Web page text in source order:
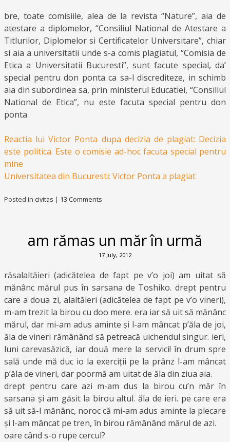
bre, toate comisiile, alea de la revista “Nature”, aia de
atestare a diplomelor, “Consiliul National de Atestare a
Titlurilor, Diplomelor si Certificatelor Universitare”, chiar
si aia a universitatii unde s-a comis plagiatul, “Comisia de
Etica a Universitatii Bucuresti”, sunt facute special, da’
special pentru don ponta ca sa-l discrediteze, in schimb
aia din subordinea sa, prin ministerul Educatiei, “Consiliul
National de Etica”, nu este facuta special pentru don
ponta
Reactia lui Victor Ponta dupa decizia de plagiat: Decizia
este politica. Este o comisie ad-hoc facuta special pentru
mine
Universitatea din Bucuresti: Victor Ponta a plagiat
Posted in civitas | 13 Comments
am rămas un măr în urmă
17 July, 2012
răsalaltăieri (adicătelea de fapt pe v’o joi) am uitat să
mănânc mărul pus în sarsana de Toshiko. drept pentru
care a doua zi, alaltăieri (adicătelea de fapt pe v’o vineri),
m-am trezit la birou cu doo mere. era iar să uit să mănânc
mărul, dar mi-am adus aminte și l-am mâncat p’ăla de joi,
ăla de vineri rămânând să petreacă uichendul singur. ieri,
luni carevasăzică, iar două mere la servici! în drum spre
sală unde mă duc io la exerciții pe la prânz l-am mâncat
p’ăla de vineri, dar poormă am uitat de ăla din ziua aia.
drept pentru care azi m-am dus la birou cu’n măr în
sarsana și am găsit la birou altul. ăla de ieri. pe care era
să uit să-l mănânc, noroc că mi-am adus aminte la plecare
și l-am mâncat pe tren, în birou rămânând mărul de azi.
oare când s-o rupe cercul?